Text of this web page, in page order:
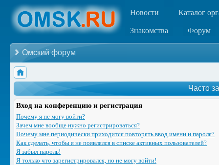
Новости Каталог
Знакомства Форум
Омский форум
Часто
Вход на конференцию и регистрация
Почему я не могу войти?
Зачем мне вообще нужно регистрироваться?
Почему мне периодически приходится повторять ввод имени и пароля?
Как сделать, чтобы я не появлялся в списке активных пользователей?
Я забыл пароль!
Я только что зарегистрировался, но не могу войти!